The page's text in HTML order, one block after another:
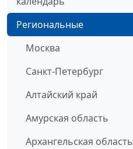
Региональные
Москва
Санкт-Петербург
Алтайский край
Амурская область
Архангельская область